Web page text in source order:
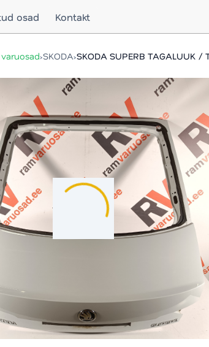
osad Kontakt
›SKODA›SKODA SUPERB TAGALUUK /